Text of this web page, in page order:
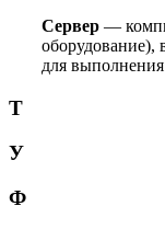
Сервер —
для
Т
У
Ф